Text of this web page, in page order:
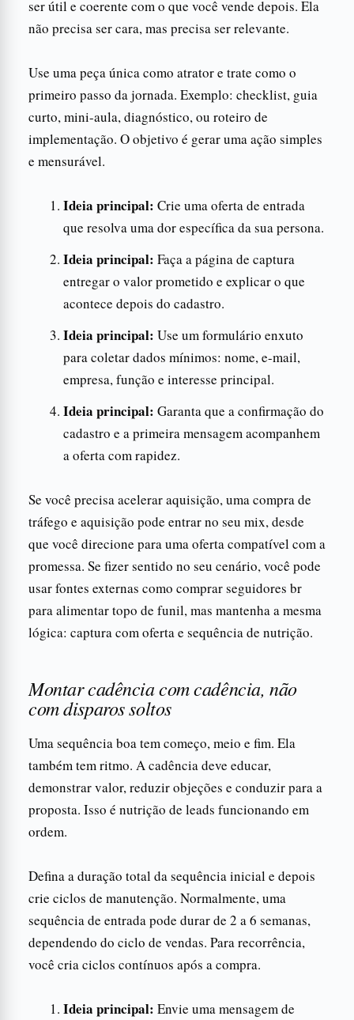
ser útil e coerente com o que você vende depois. Ela
não precisa ser cara, mas precisa ser relevante.
Use uma peça única como atrator e trate como o
primeiro passo da jornada. Exemplo: checklist, guia
curto, mini-aula, diagnóstico, ou roteiro de
implementação. O objetivo é gerar uma ação simples
e mensurável.
Ideia principal: Crie uma oferta de entrada
que resolva uma dor específica da sua persona.
Ideia principal: Faça a página de captura
entregar o valor prometido e explicar o que
acontece depois do cadastro.
Ideia principal: Use um formulário enxuto
para coletar dados mínimos: nome, e-mail,
empresa, função e interesse principal.
Ideia principal: Garanta que a confirmação do
cadastro e a primeira mensagem acompanhem
a oferta com rapidez.
Se você precisa acelerar aquisição, uma compra de
tráfego e aquisição pode entrar no seu mix, desde
que você direcione para uma oferta compatível com a
promessa. Se fizer sentido no seu cenário, você pode
usar fontes externas como comprar seguidores br
para alimentar topo de funil, mas mantenha a mesma
lógica: captura com oferta e sequência de nutrição.
Montar cadência com cadência, não
com disparos soltos
Uma sequência boa tem começo, meio e fim. Ela
também tem ritmo. A cadência deve educar,
demonstrar valor, reduzir objeções e conduzir para a
proposta. Isso é nutrição de leads funcionando em
ordem.
Defina a duração total da sequência inicial e depois
crie ciclos de manutenção. Normalmente, uma
sequência de entrada pode durar de 2 a 6 semanas,
dependendo do ciclo de vendas. Para recorrência,
você cria ciclos contínuos após a compra.
Ideia principal: Envie uma mensagem de